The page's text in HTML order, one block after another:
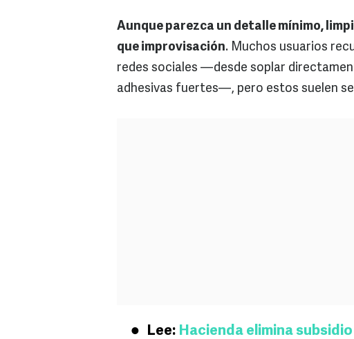
Aunque parezca un detalle mínimo,
que improvisación. Muchos usuarios
redes sociales —desde soplar
adhesivas fuertes—, pero estos suelen
Lee: Hacienda elimina